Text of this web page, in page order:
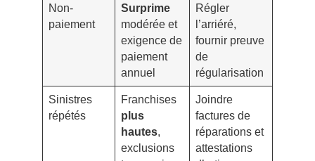
Non-
paiement
Surprime
modérée et
exigence de
paiement
annuel
Régler
l’arriéré,
fournir preuve
de
régularisation
Sinistres
répétés
Franchises
plus
hautes,
exclusions
Joindre
factures de
réparations et
attestations